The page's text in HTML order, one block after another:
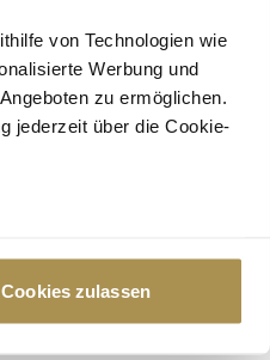
von Technologien wie
Werbung und
zu ermöglichen.
jederzeit über die Cookie-
Präferenzen im
Cookies zulassen